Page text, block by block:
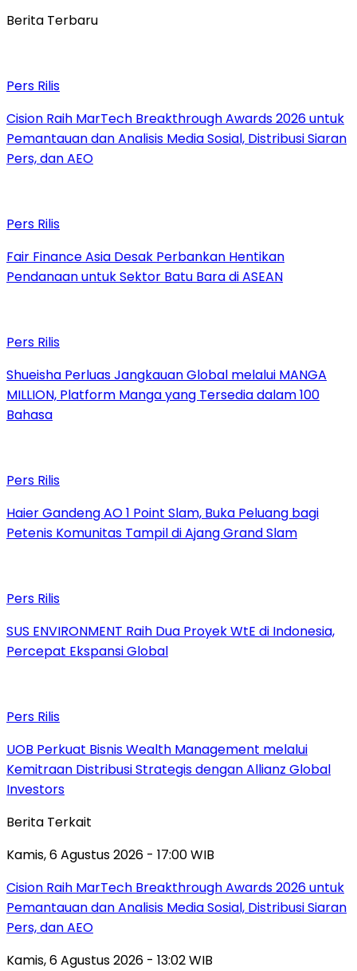
Berita Terbaru
Pers Rilis
Cision Raih MarTech Breakthrough Awards 2026 untuk
Pemantauan dan Analisis Media Sosial, Distribusi Siaran
Pers, dan AEO
Pers Rilis
Fair Finance Asia Desak Perbankan Hentikan
Pendanaan untuk Sektor Batu Bara di ASEAN
Pers Rilis
Shueisha Perluas Jangkauan Global melalui MANGA
MILLION, Platform Manga yang Tersedia dalam 100
Bahasa
Pers Rilis
Haier Gandeng AO 1 Point Slam, Buka Peluang bagi
Petenis Komunitas Tampil di Ajang Grand Slam
Pers Rilis
SUS ENVIRONMENT Raih Dua Proyek WtE di Indonesia,
Percepat Ekspansi Global
Pers Rilis
UOB Perkuat Bisnis Wealth Management melalui
Kemitraan Distribusi Strategis dengan Allianz Global
Investors
Berita Terkait
Kamis, 6 Agustus 2026 - 17:00 WIB
Cision Raih MarTech Breakthrough Awards 2026 untuk
Pemantauan dan Analisis Media Sosial, Distribusi Siaran
Pers, dan AEO
Kamis, 6 Agustus 2026 - 13:02 WIB